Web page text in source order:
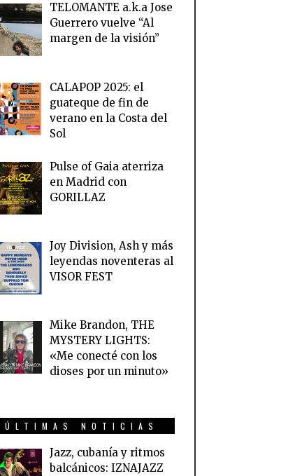
TELOMANTE a.k.a Jose
Guerrero vuelve “Al
margen de la visión”
CALAPOP 2025: el
guateque de fin de
verano en la Costa del
Sol
Pulse of Gaia aterriza
en Madrid con
GORILLAZ
Joy Division, Ash y más
leyendas noventeras al
VISOR FEST
Mike Brandon, THE
MYSTERY LIGHTS:
«Me conecté con los
dioses por un minuto»
ÚLTIMAS NOTICIAS
Jazz, cubanía y ritmos
balcánicos: IZNAJAZZ